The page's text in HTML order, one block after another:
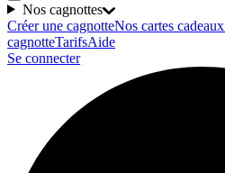
Nos cagnottes
Créer une cagnotteNos cartes cadeaux
cagnotteTarifsAide
Se connecter